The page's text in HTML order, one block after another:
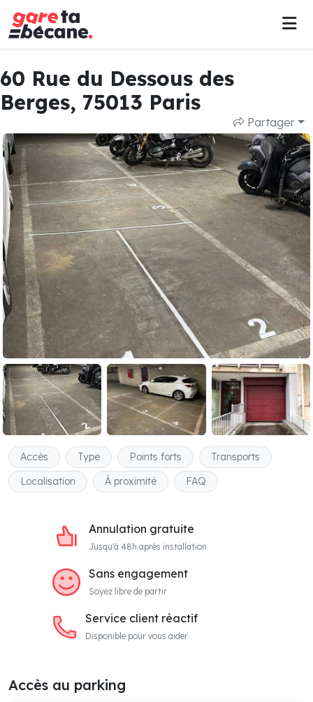
60 Rue du Dessous des
Berges, 75013 Paris
Partager
Accès Type Points forts
Transports
Localisation
À proximité FAQ
Annulation gratuite
Jusqu'à 48h après installation
Sans engagement
Soyez libre de partir
Service client réactif
Disponible pour vous aider
Accès au parking